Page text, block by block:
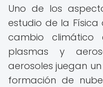
Uno de los
estudio de la Física
cambio climático
plasmas y
aerosoles juegan
formación de